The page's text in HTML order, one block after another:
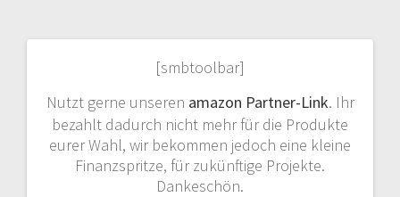
[smbtoolbar]
Nutzt gerne unseren amazon Partner-Link. Ihr
bezahlt dadurch nicht mehr für die Produkte
eurer Wahl, wir bekommen jedoch eine kleine
Finanzspritze, für zukünftige Projekte.
Dankeschön.